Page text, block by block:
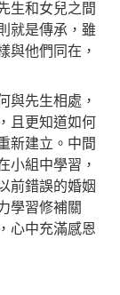
生和女兒之間
就是傳承，雖
與他們同在，
與先生相處，
且更知道如何
新建立。中間
小組中學習，
前錯誤的婚姻
學習修補關
心中充滿感恩